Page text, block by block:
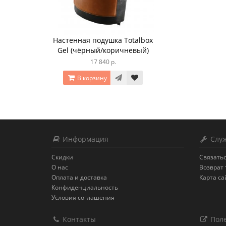
Настенная подушка Totalbox
Gel (чёрный/коричневый)
17 840 р.
В корзину
Информация
Скидки
О нас
Оплата и доставка
Конфиденциальность
Условия соглашения
Возврат
Карта
Контакты